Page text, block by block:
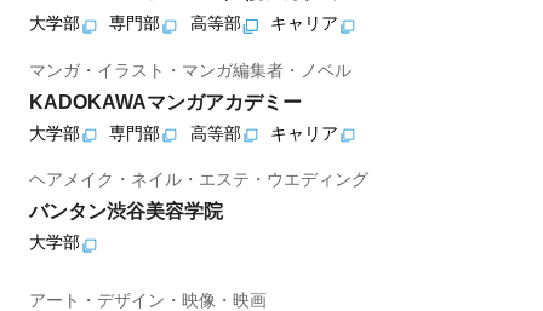
大学部 専門部 高等部 キャリア
マンガ・イラスト・マンガ編集者・ノベル
KADOKAWAマンガアカデミー
大学部 専門部 高等部 キャリア
ヘアメイク・ネイル・エステ・ウエディング
バンタン渋谷美容学院
大学部
アート・デザイン・映像・映画